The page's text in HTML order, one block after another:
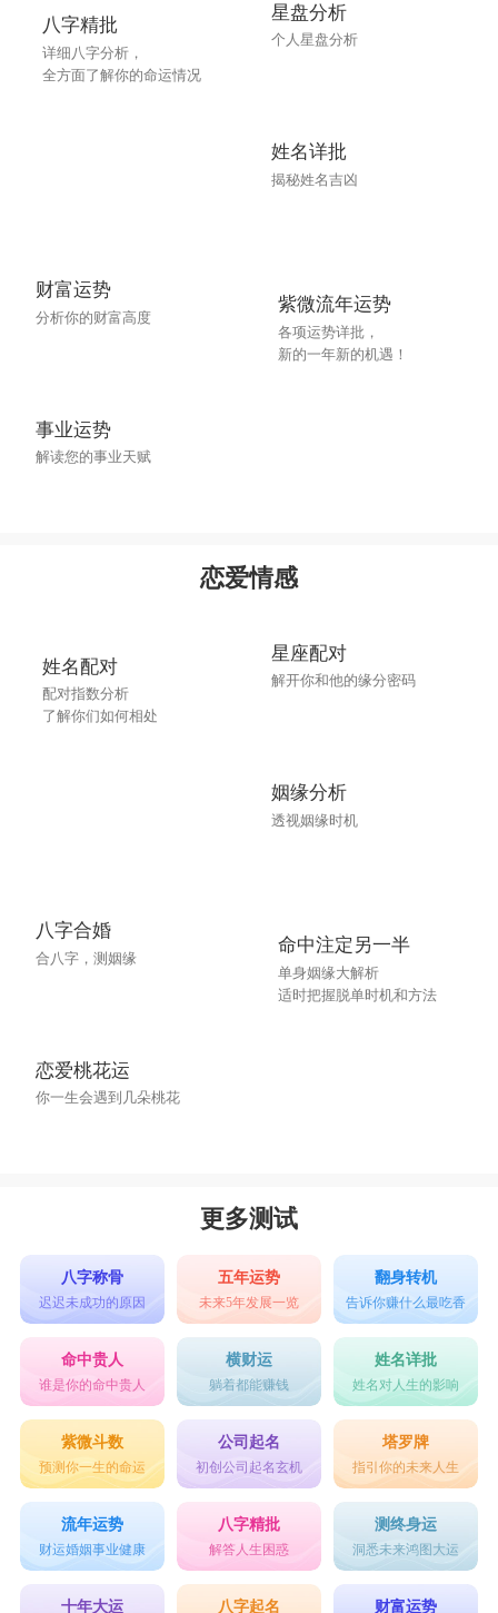
3.鼻子在他耳边呼吸
只要一秒，难搞的处女男就被你收服了
器
3.手悄悄地在他大腿上摩搓
1.从后背拍他们
2.将手自然勾在他的肩膀上
2.手抓住他的衣服
3.脸在他胸口摩擦
做了这三步，再石头的摩羯男都会开花
1.偷偷看着他偷偷微笑
撩水瓶男就是要做一些奇怪的举动才能引起他
双鱼男
1.将落下的头发勾到耳朵后面
2.微笑地看着他们
3.伸手摸摸他们的头
双鱼男对于这种温柔杀最没有办法
星座乐原创文章，转载需注明出处
八字精批
详细八字分析，
全方面了解你的命运情况
财富运势
分析你的财富高度
事业运势
解读您的事业天赋
星盘分析
个人星盘分析
姓名详批
揭秘姓名吉凶
紫微流年运势
各项运势详批，
新的一年新的机遇！
恋爱情感
姓名配对
配对指数分析
了解你们如何相处
八字合婚
合八字，测姻缘
恋爱桃花运
你一生会遇到几朵桃花
星座配对
解开你和他的缘分密码
姻缘分析
透视姻缘时机
命中注定另一半
单身姻缘大解析
适时把握脱单时机和方法
更多测试
八字称骨
迟迟未成功的原因
五年运势
未来5年发展一览
翻身转机
告诉你赚什么最吃香
命中贵人
谁是你的命中贵人
横财运
躺着都能赚钱
姓名详批
姓名对人生的影响
紫微斗数
预测你一生的命运
公司起名
初创公司起名玄机
塔罗牌
指引你的未来人生
流年运势
财运婚姻事业健康
八字精批
解答人生困惑
测终身运
洞悉未来鸿图大运
十年大运 八字起名 财富运势